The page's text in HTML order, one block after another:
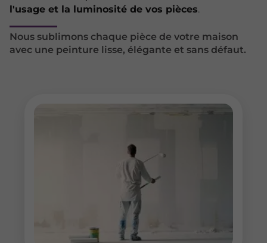
l'usage et la luminosité de vos pièces.
Nous sublimons chaque pièce de votre maison
avec une peinture lisse, élégante et sans défaut.